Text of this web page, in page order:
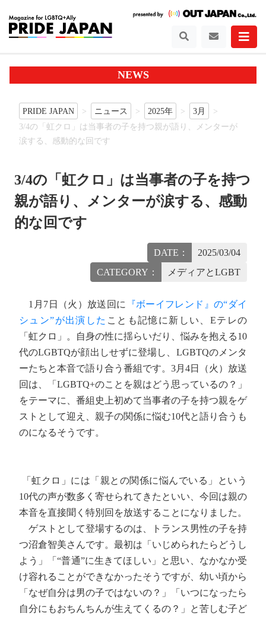
NEWS
PRIDE JAPAN ニュース 2025年
3月
3/4の「虹クロ」は当事者の子を持つ親が語り、メンターが
涙する、感動的な回です
3/4の「虹クロ」は当事者の子を持つ
親が語り、メンターが涙する、感動
的な回です
DATE：
2025/03/04
CATEGORY：
メディアとLGBT
1月7日（火）放送回に
『ボーイフレンド』の“ダイ
シュン”が出演した ことも記憶に新しい、Eテレの
「虹クロ」。自身の性に揺らいだり、悩みを抱える10
代のLGBTQが顔出しせずに登場し、LGBTQのメンタ
ーたちと本音で語り合う番組です。3月4日（火）放送
回は、「LGBTQ+のことを親はどう思っているの？」
をテーマに、番組史上初めて当事者の子を持つ親をゲ
ストとして迎え、親子の関係に悩む10代と語り合うも
のになるそうです。
「虹クロ」には「親との関係に悩んでいる」という
10代の声が数多く寄せられてきたといい、今回は親の
本音を直接聞く特別回を放送することになりました。
ゲストとして登場するのは、トランス男性の子を持
つ沼倉智美さんです。最初は「いじめられたらどうし
よう」「“普通”に生きてほしい」と思い、なかなか受
け容れることができなかったそうですが、幼い頃から
「なぜ自分は男の子ではないの？」「いつになったら
自分にもおちんちんが生えてくるの？」と苦しむ子ど